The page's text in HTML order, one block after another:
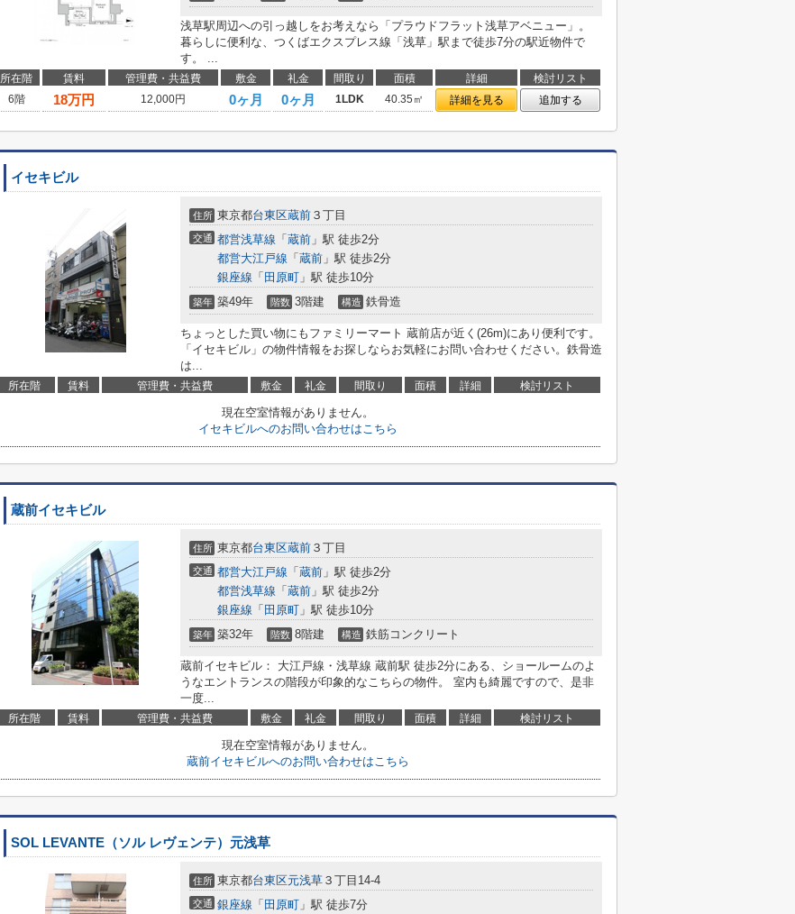
浅草駅周辺への引っ越しをお考えなら「プラウドフラット浅草アベニュー」。
暮らしに便利な、つくばエクスプレス線「浅草」駅まで徒歩7分の駅近物件で
す。 ...
所在階 賃料 管理費・共益費 敷金 礼金 間取り 面積 詳細
検討リスト
6階
18万円 12,000円 0ヶ月 0ヶ月 1LDK 40.35㎡ 詳細を見る 追加する
イセキビル
住所 東京都台東区蔵前 ３丁目
交通 都営浅草線 「 蔵前 」駅 徒歩2分
都営大江戸線 「 蔵前 」駅 徒歩2分
銀座線 「 田原町 」駅 徒歩10分
築年 築49年 階数 3階建 構造 鉄骨造
ちょっとした買い物にもファミリーマート 蔵前店が近く(26m)にあり便利です。
「イセキビル」の物件情報をお探しならお気軽にお問い合わせください。鉄骨造
は...
所在階 賃料 管理費・共益費 敷金 礼金 間取り 面積 詳細 検討リスト
現在空室情報がありません。
イセキビルへのお問い合わせはこちら
蔵前イセキビル
住所 東京都台東区蔵前 ３丁目
交通 都営大江戸線 「 蔵前 」駅 徒歩2分
都営浅草線 「 蔵前 」駅 徒歩2分
銀座線 「 田原町 」駅 徒歩10分
築年 築32年 階数 8階建 構造 鉄筋コンクリート
蔵前イセキビル： 大江戸線・浅草線 蔵前駅 徒歩2分にある、ショールームのよ
うなエントランスの階段が印象的なこちらの物件。 室内も綺麗ですので、是非
一度...
所在階 賃料 管理費・共益費 敷金 礼金 間取り 面積 詳細 検討リスト
現在空室情報がありません。
蔵前イセキビルへのお問い合わせはこちら
SOL LEVANTE（ソル レヴェンテ）元浅草
住所 東京都台東区元浅草 ３丁目14-4
交通 銀座線 「 田原町 」駅 徒歩7分